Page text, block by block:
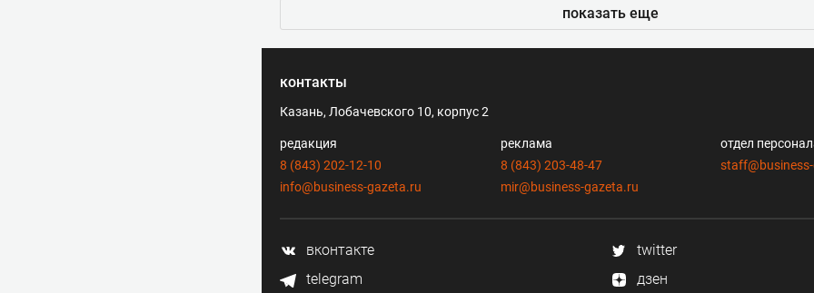
показать еще
контакты
Казань, Лобачевского 10, корпус 2
редакция
8 (843) 202-12-10
info@business-gazeta.ru
реклама
8 (843) 203-48-47
mir@business-gazeta.ru
отдел
вконтакте
twitter
telegram
дзен